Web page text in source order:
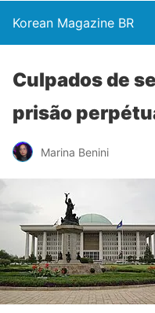
Korean Magazine BR
Culpados de
prisão
Marina Benini